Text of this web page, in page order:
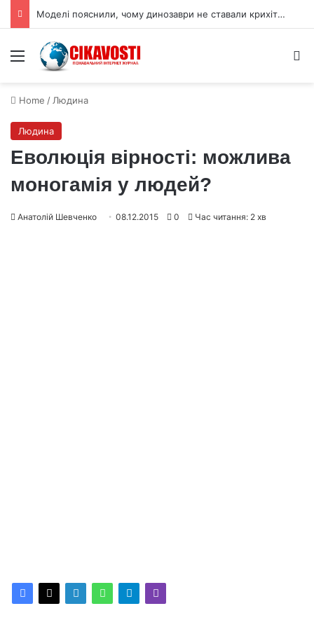
Моделі пояснили, чому динозаври не ставали крихітними
Menu
Home / Людина
Людина
Еволюція вірності: можлива
моногамія у людей?
Анатолій Шевченко 08.12.2015 0 Час читання: 2 хв